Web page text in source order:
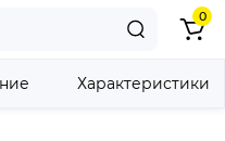
0
Характеристики